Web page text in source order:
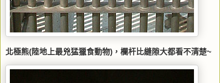
北極熊(陸地上最兇猛獵食動物)，欄杆比縫隙大都看不清楚~